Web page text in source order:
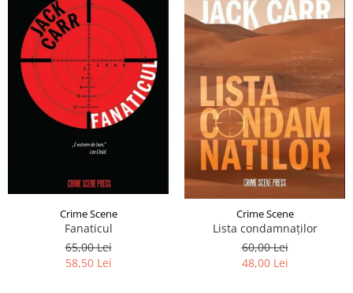
Crime Scene
Fanaticul
65,00 Lei
58,50 Lei
Crime Scene
Lista condamnaților
60,00 Lei
48,00 Lei